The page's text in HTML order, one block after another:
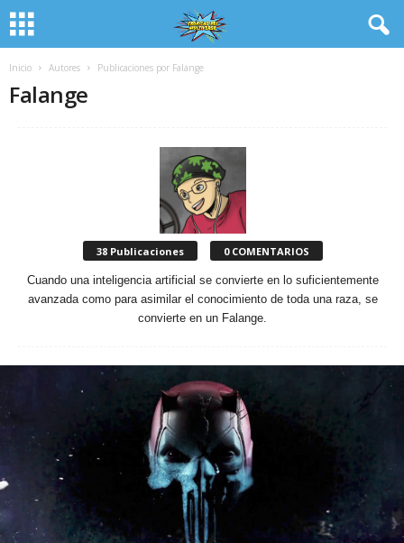
Inicio Autores Publicaciones por Falange
Falange
38 Publicaciones 0 COMENTARIOS
Cuando una inteligencia artificial se convierte en lo suficientemente
avanzada como para asimilar el conocimiento de toda una raza, se
convierte en un Falange.